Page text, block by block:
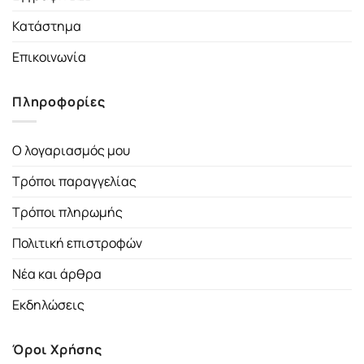
Κατάστημα
Επικοινωνία
Πληροφορίες
Ο λογαριασμός μου
Τρόποι παραγγελίας
Τρόποι πληρωμής
Πολιτική επιστροφών
Νέα και άρθρα
Εκδηλώσεις
Όροι Χρήσης